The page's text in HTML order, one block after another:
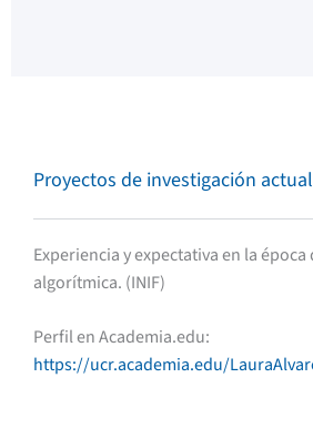
Proyectos de investigación
Experiencia y expectativa en la
algorítmica. (INIF)
Perfil en Academia.edu:
https://ucr.academia.edu/